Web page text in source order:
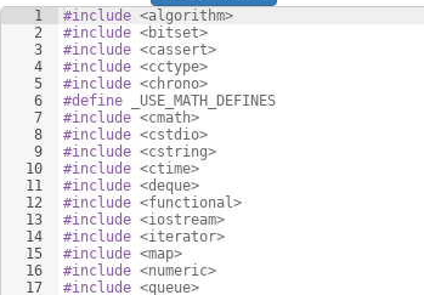
1
2
3
4
5
6
7
8
9
10
11
12
13
14
15
16
17
#include <algorithm>
#include <bitset>
#include <cassert>
#include <cctype>
#include <chrono>
#define _USE_MATH_DEFINES
#include <cmath>
#include <cstdio>
#include <cstring>
#include <ctime>
#include <deque>
#include <functional>
#include <iostream>
#include <iterator>
#include <map>
#include <numeric>
#include <queue>